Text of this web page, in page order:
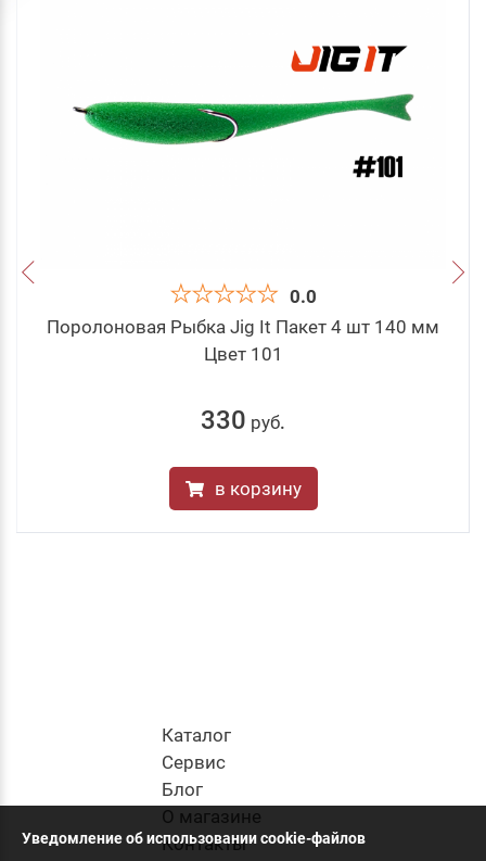
0.0
Поролоновая Рыбка Jig It Пакет 4 шт 140 мм
Цвет 101
330 руб.
в корзину
Каталог
Cервис
Блог
О магазине
Контакты
Уведомление об использовании cookie-файлов